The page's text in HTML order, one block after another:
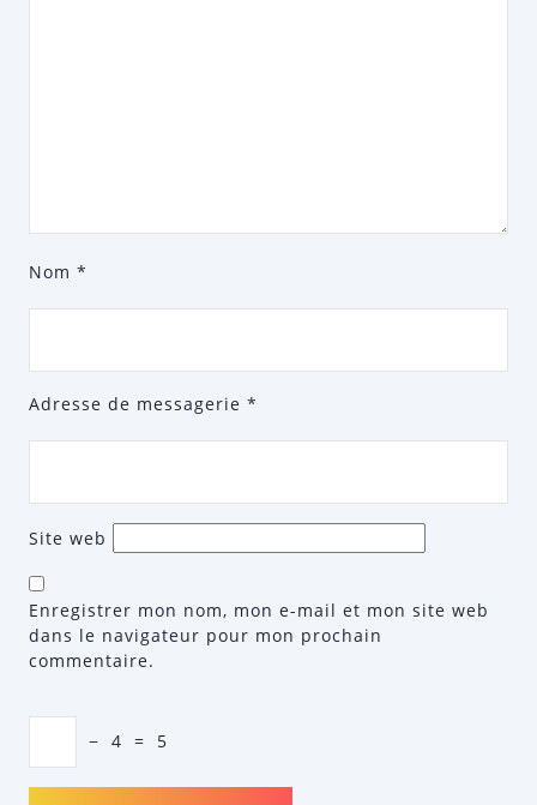
Nom *
Adresse de messagerie *
Site web
Enregistrer mon nom, mon e-mail et mon site web
dans le navigateur pour mon prochain
commentaire.
− 4 = 5